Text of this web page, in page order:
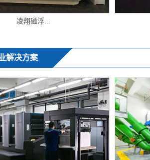
凌翔磁浮...
解决方案